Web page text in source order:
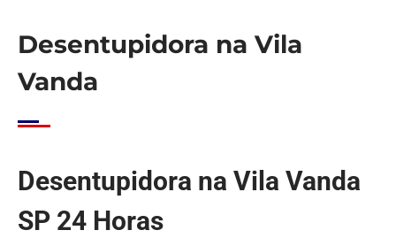
Desentupidora na Vila
Vanda
Desentupidora na Vila Vanda
SP 24 Horas